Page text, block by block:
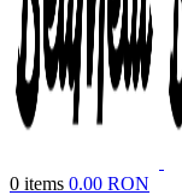
0 items 0.00 RON